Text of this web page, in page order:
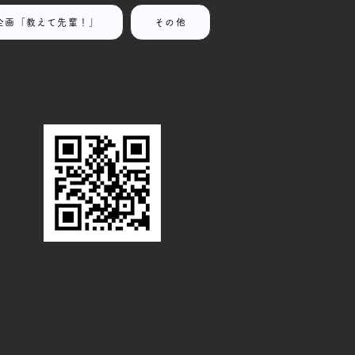
画「教えて先輩！」 その他